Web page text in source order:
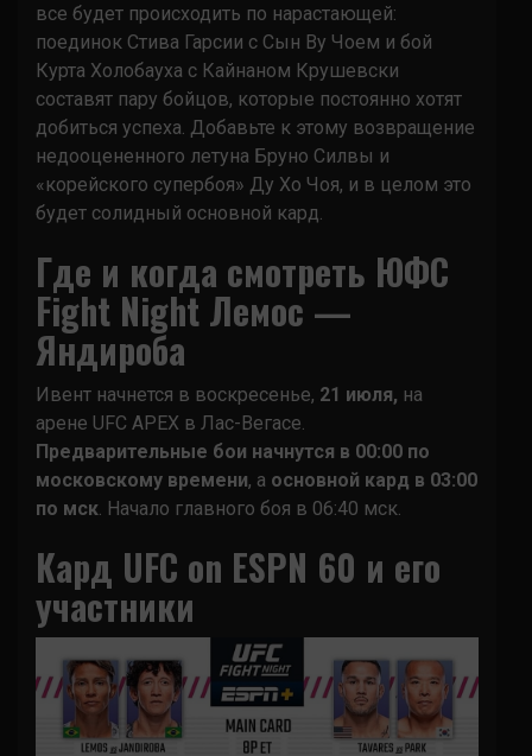
все будет происходить по нарастающей:
поединок Стива Гарсии с Сын Ву Чоем и бой
Курта Холобауха с Кайнаном Крушевски
составят пару бойцов, которые постоянно хотят
добиться успеха. Добавьте к этому возвращение
недооцененного летуна Бруно Силвы и
«корейского супербоя» Ду Хо Чоя, и в целом это
будет солидный основной кард.
Где и когда смотреть ЮФС
Fight Night Лемос —
Яндироба
Ивент начнется в воскресенье, 21 июля, на
арене UFC APEX в Лас-Вегасе.
Предварительные бои начнутся в 00:00 по
московскому времени, а основной кард в 03:00
по мск . Начало главного боя в 06:40 мск.
Кард UFC on ESPN 60 и его
участники